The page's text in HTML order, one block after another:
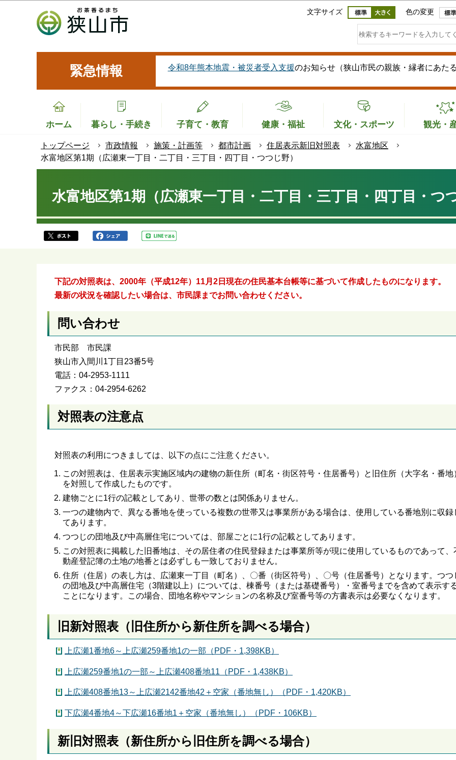
このページの本文へ移動
文字サイズ 色の変更
緊急情報 令和8年熊本地震・被災者受入支援のお知らせ（狭山市民の親族・縁者にあた
ホーム 暮らし・手続き 子育て・教育 健康・福祉 文化・スポーツ 観光・
トップページ 市政情報 施策・計画等 都市計画 住居表示新旧対照表
水富地区
水富地区第1期（広瀬東一丁目・二丁目・三丁目・四丁目・つつじ野）
水富地区第1期（広瀬東一丁目・二丁目・三丁目・四丁目・つ
下記の対照表は、2000年（平成12年）11月2日現在の住民基本台帳等に基づいて作成したものになります。
最新の状況を確認したい場合は、市民課までお問い合わせください。
問い合わせ
市民部 市民課
狭山市入間川1丁目23番5号
電話：04-2953-1111
ファクス：04-2954-6262
対照表の注意点
対照表の利用につきましては、以下の点にご注意ください。
この対照表は、住居表示実施区域内の建物の新住所（町名・街区符号・住居番号）と旧住所（大字名・番地
を対照して作成したものです。
建物ごとに1行の記載としてあり、世帯の数とは関係ありません。
一つの建物内で、異なる番地を使っている複数の世帯又は事業所がある場合は、使用している番地別に収録
てあります。
つつじの団地及び中高層住宅については、部屋ごとに1行の記載としてあります。
この対照表に掲載した旧番地は、その居住者の住民登録または事業所等が現に使用しているものであって、
動産登記簿の土地の地番とは必ずしも一致しておりません。
住所（住居）の表し方は、広瀬東一丁目（町名）、〇番（街区符号）、〇号（住居番号）となります。つつ
の団地及び中高層住宅（3階建以上）については、棟番号（または基礎番号）・室番号までを含めて表示す
ことになります。この場合、団地名称やマンションの名称及び室番号等の方書表示は必要なくなります。
旧新対照表（旧住所から新住所を調べる場合）
上広瀬1番地6～上広瀬259番地1の一部（PDF・1,398KB）
上広瀬259番地1の一部～上広瀬408番地11（PDF・1,438KB）
上広瀬408番地13～上広瀬2142番地42＋空家（番地無し）（PDF・1,420KB）
下広瀬4番地4～下広瀬16番地1＋空家（番地無し）（PDF・106KB）
新旧対照表（新住所から旧住所を調べる場合）